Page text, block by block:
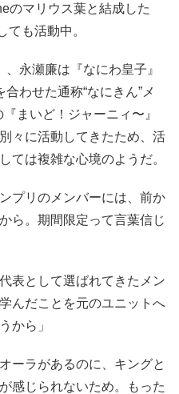
のマリウス葉と結成した
ても活動中。
永瀬廉は『なにわ皇子』
わせた通称“なにきん”メ
まいど！ジャーニィ〜』
々に活動してきたため、活
ては複雑な心境のようだ。
プリのメンバーには、前か
ら。期間限定って言葉信じ
表として選ばれてきたメン
んだことを元のユニットへ
から」
ーラがあるのに、キングと
感じられないため。もった